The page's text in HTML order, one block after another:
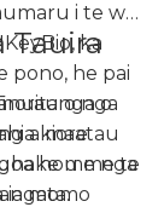
i te wa
ka
pono, he pai
o
a maatau
hou me te
Tauira
o nga
kiore
me nga
ia momo